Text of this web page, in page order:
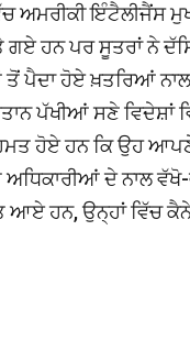
ਅਮਰੀਕੀ ਇੰਟੈਲੀਜੈਂਸ
ਗਏ ਹਨ ਪਰ ਸੂਤਰਾਂ ਨੇ
ਹੋਏ ਖ਼ਤਰਿਆਂ
ਪੱਖੀਆਂ ਸਣੇ ਵਿਦੇਸ਼ਾਂ
ਹੋਏ ਹਨ ਕਿ ਉਹ
ਦੇ ਨਾਲ
ਆਏ ਹਨ, ਉਨ੍ਹਾਂ ਵਿੱਚ